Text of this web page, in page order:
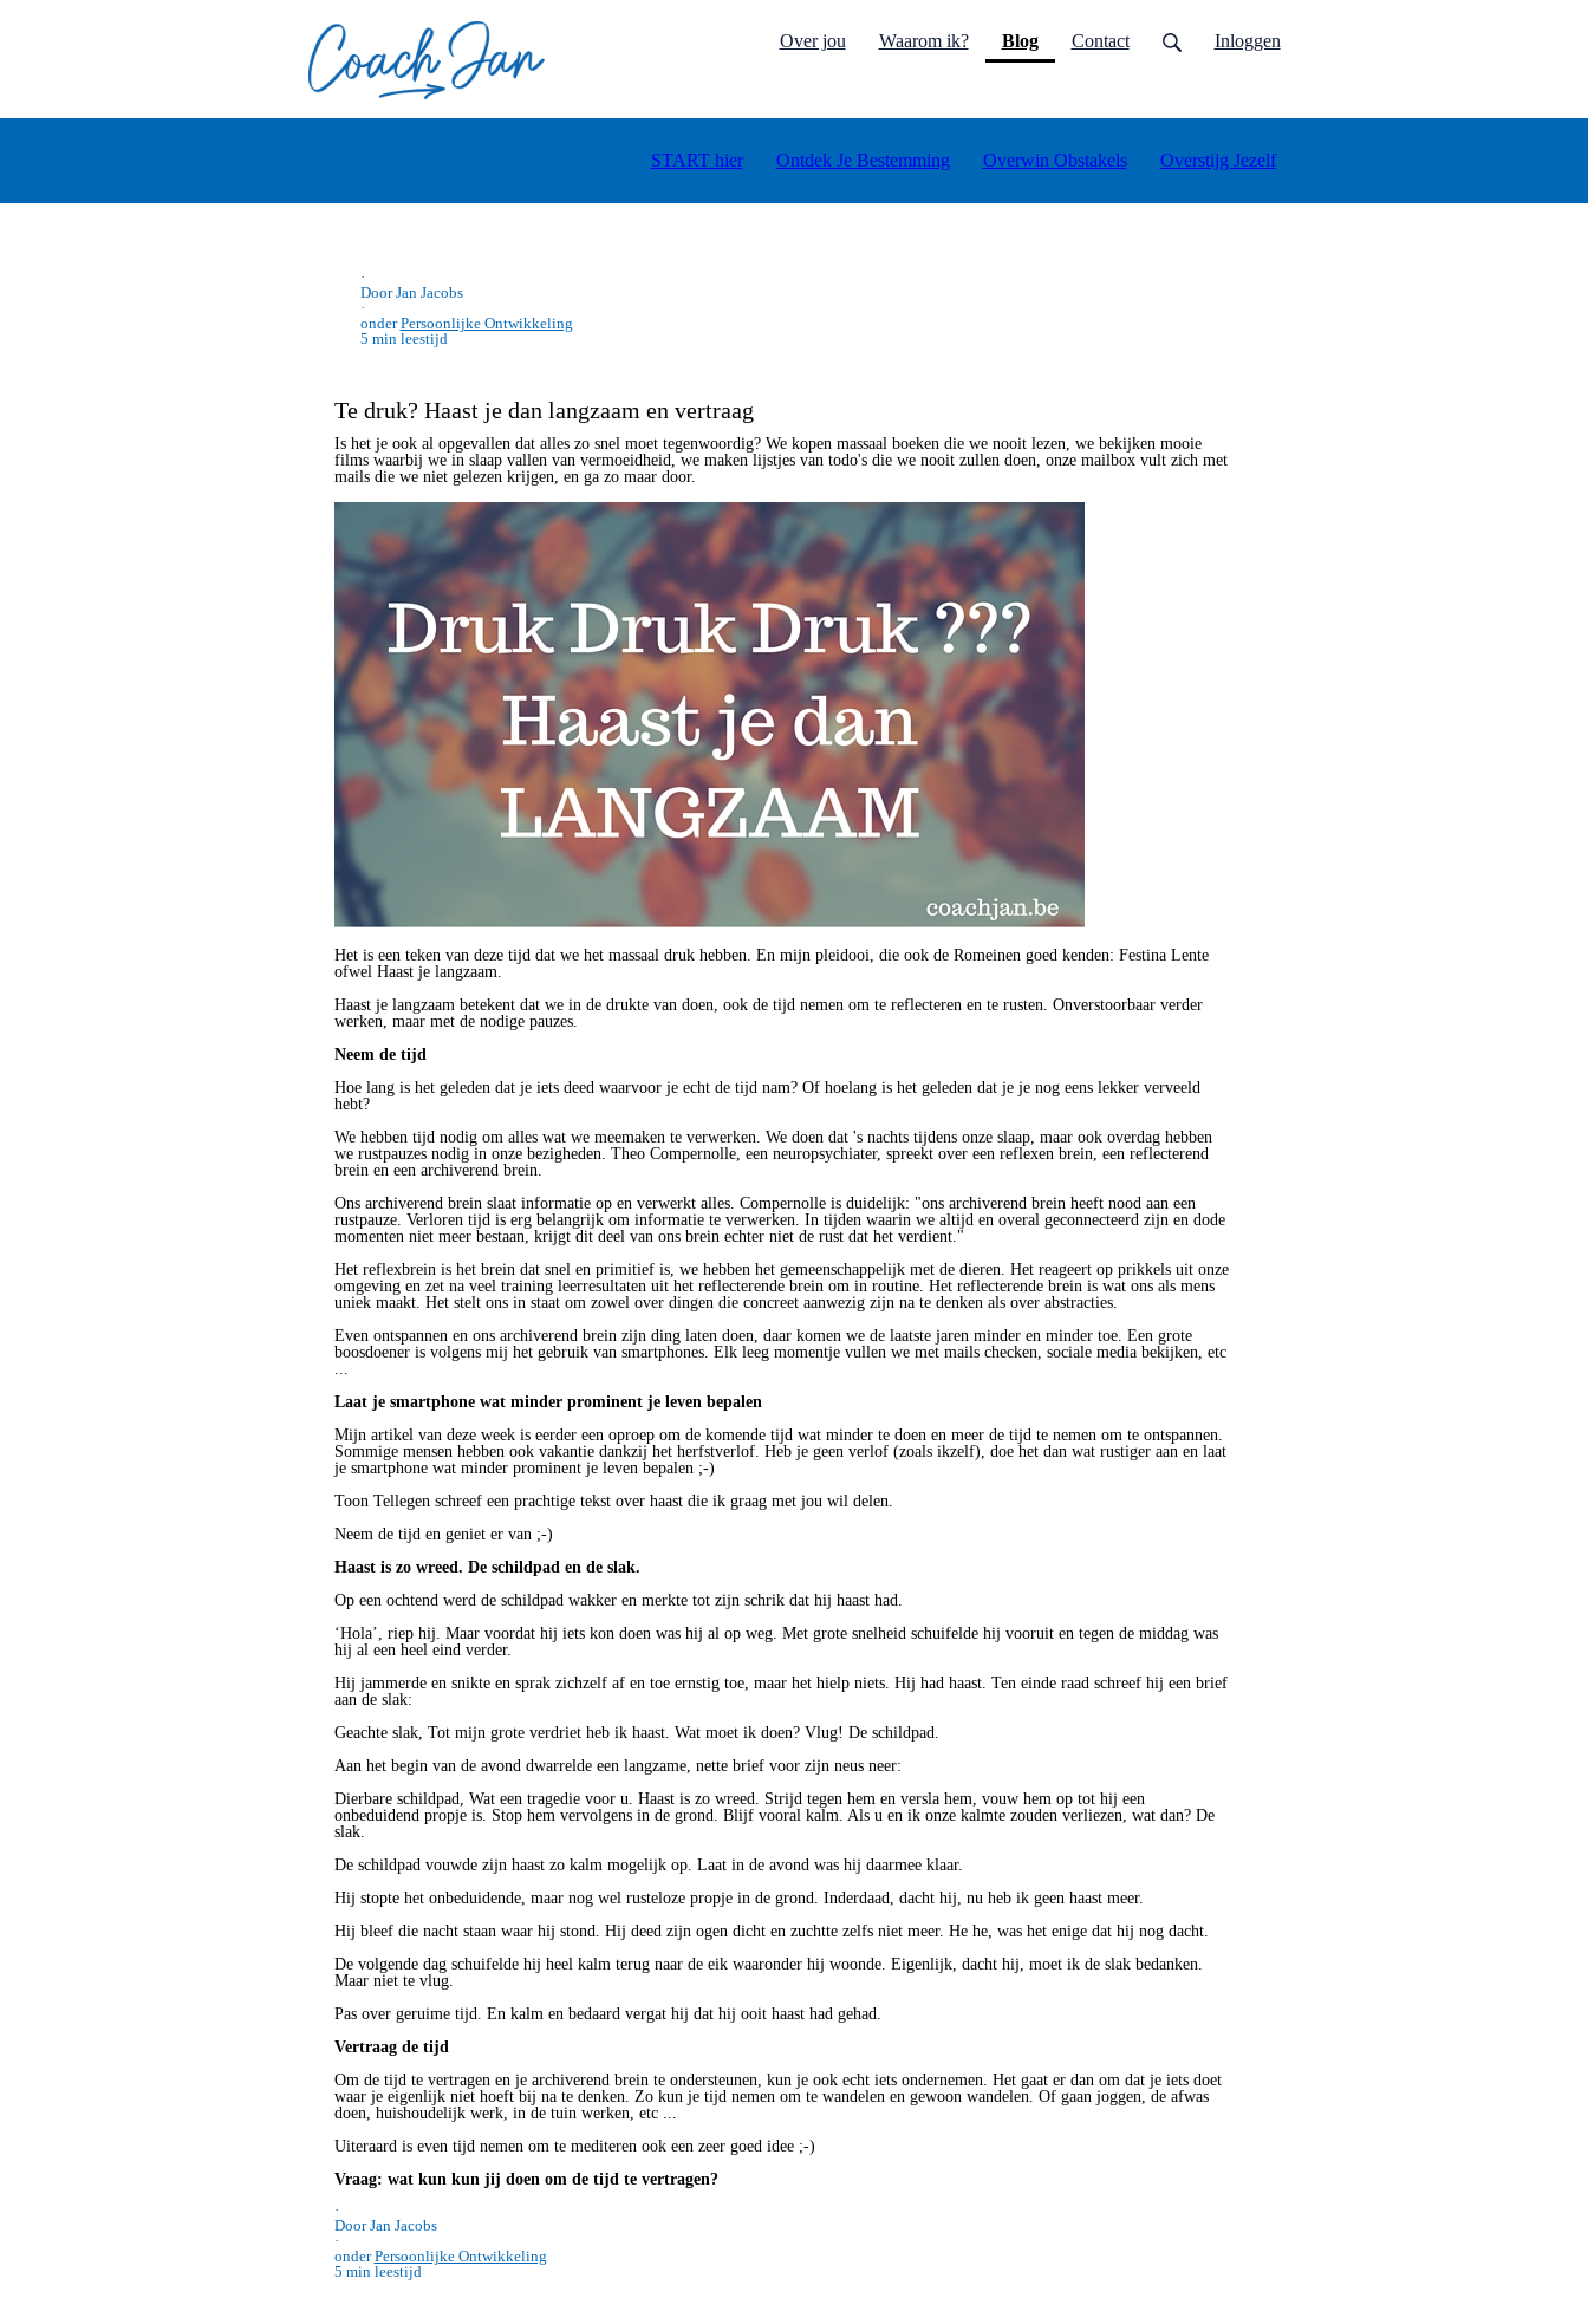
Over jou Waarom ik? Blog(current)
Contact Inloggen
START hier Ontdek Je Bestemming Overwin Obstakels Overstijg Jezelf
·
Door Jan Jacobs
·
onderPersoonlijke Ontwikkeling
5 min leestijd
Te druk? Haast je dan langzaam en vertraag
Is het je ook al opgevallen dat alles zo snel moet tegenwoordig? We kopen massaal boeken die we nooit lezen, we bekijken mooie
films waarbij we in slaap vallen van vermoeidheid, we maken lijstjes van todo's die we nooit zullen doen, onze mailbox vult zich met
mails die we niet gelezen krijgen, en ga zo maar door.
Het is een teken van deze tijd dat we het massaal druk hebben. En mijn pleidooi, die ook de Romeinen goed kenden: Festina Lente
ofwel Haast je langzaam.
Haast je langzaam betekent dat we in de drukte van doen, ook de tijd nemen om te reflecteren en te rusten. Onverstoorbaar verder
werken, maar met de nodige pauzes.
Neem de tijd
Hoe lang is het geleden dat je iets deed waarvoor je echt de tijd nam? Of hoelang is het geleden dat je je nog eens lekker verveeld
hebt?
We hebben tijd nodig om alles wat we meemaken te verwerken. We doen dat 's nachts tijdens onze slaap, maar ook overdag hebben
we rustpauzes nodig in onze bezigheden. Theo Compernolle, een neuropsychiater, spreekt over een reflexen brein, een reflecterend
brein en een archiverend brein.
Ons archiverend brein slaat informatie op en verwerkt alles. Compernolle is duidelijk: "ons archiverend brein heeft nood aan een
rustpauze. Verloren tijd is erg belangrijk om informatie te verwerken. In tijden waarin we altijd en overal geconnecteerd zijn en dode
momenten niet meer bestaan, krijgt dit deel van ons brein echter niet de rust dat het verdient."
Het reflexbrein is het brein dat snel en primitief is, we hebben het gemeenschappelijk met de dieren. Het reageert op prikkels uit onze
omgeving en zet na veel training leerresultaten uit het reflecterende brein om in routine. Het reflecterende brein is wat ons als mens
uniek maakt. Het stelt ons in staat om zowel over dingen die concreet aanwezig zijn na te denken als over abstracties.
Even ontspannen en ons archiverend brein zijn ding laten doen, daar komen we de laatste jaren minder en minder toe. Een grote
boosdoener is volgens mij het gebruik van smartphones. Elk leeg momentje vullen we met mails checken, sociale media bekijken, etc
...
Laat je smartphone wat minder prominent je leven bepalen
Mijn artikel van deze week is eerder een oproep om de komende tijd wat minder te doen en meer de tijd te nemen om te ontspannen.
Sommige mensen hebben ook vakantie dankzij het herfstverlof. Heb je geen verlof (zoals ikzelf), doe het dan wat rustiger aan en laat
je smartphone wat minder prominent je leven bepalen ;-)
Toon Tellegen schreef een prachtige tekst over haast die ik graag met jou wil delen.
Neem de tijd en geniet er van ;-)
Haast is zo wreed. De schildpad en de slak.
Op een ochtend werd de schildpad wakker en merkte tot zijn schrik dat hij haast had.
‘Hola’, riep hij. Maar voordat hij iets kon doen was hij al op weg. Met grote snelheid schuifelde hij vooruit en tegen de middag was
hij al een heel eind verder.
Hij jammerde en snikte en sprak zichzelf af en toe ernstig toe, maar het hielp niets. Hij had haast. Ten einde raad schreef hij een brief
aan de slak:
Geachte slak, Tot mijn grote verdriet heb ik haast. Wat moet ik doen? Vlug! De schildpad.
Aan het begin van de avond dwarrelde een langzame, nette brief voor zijn neus neer:
Dierbare schildpad, Wat een tragedie voor u. Haast is zo wreed. Strijd tegen hem en versla hem, vouw hem op tot hij een
onbeduidend propje is. Stop hem vervolgens in de grond. Blijf vooral kalm. Als u en ik onze kalmte zouden verliezen, wat dan? De
slak.
De schildpad vouwde zijn haast zo kalm mogelijk op. Laat in de avond was hij daarmee klaar.
Hij stopte het onbeduidende, maar nog wel rusteloze propje in de grond. Inderdaad, dacht hij, nu heb ik geen haast meer.
Hij bleef die nacht staan waar hij stond. Hij deed zijn ogen dicht en zuchtte zelfs niet meer. He he, was het enige dat hij nog dacht.
De volgende dag schuifelde hij heel kalm terug naar de eik waaronder hij woonde. Eigenlijk, dacht hij, moet ik de slak bedanken.
Maar niet te vlug.
Pas over geruime tijd. En kalm en bedaard vergat hij dat hij ooit haast had gehad.
Vertraag de tijd
Om de tijd te vertragen en je archiverend brein te ondersteunen, kun je ook echt iets ondernemen. Het gaat er dan om dat je iets doet
waar je eigenlijk niet hoeft bij na te denken. Zo kun je tijd nemen om te wandelen en gewoon wandelen. Of gaan joggen, de afwas
doen, huishoudelijk werk, in de tuin werken, etc ...
Uiteraard is even tijd nemen om te mediteren ook een zeer goed idee ;-)
Vraag: wat kun kun jij doen om de tijd te vertragen?
·
Door Jan Jacobs
·
onderPersoonlijke Ontwikkeling
5 min leestijd